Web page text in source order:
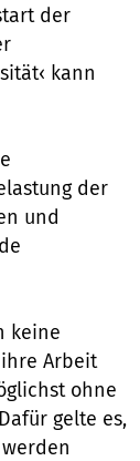
der
kann
der
und
keine
Arbeit
ohne
gelte es,